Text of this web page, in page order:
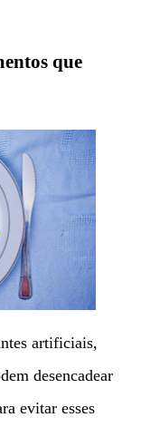
que
artificiais,
desencadear
evitar esses